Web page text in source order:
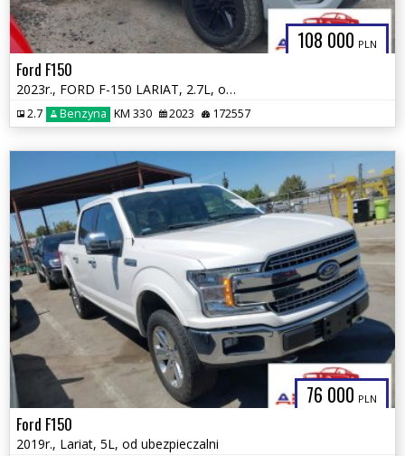
108 000 PLN
Ford F150
2023r., FORD F-150 LARIAT, 2.7L, od ubezpieczalni
2.7 Benzyna KM 330 2023 172557
76 000 PLN
Ford F150
2019r., Lariat, 5L, od ubezpieczalni